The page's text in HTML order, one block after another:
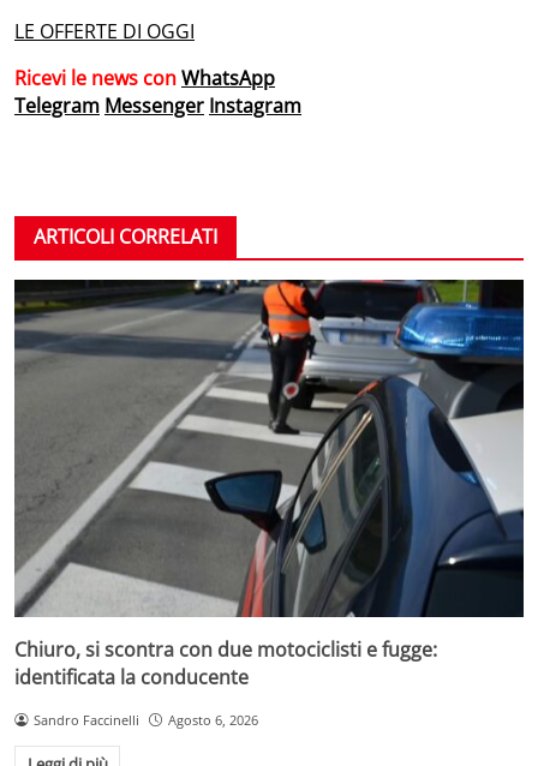
LE OFFERTE DI OGGI
Ricevi le news conWhatsApp
Telegram Messenger Instagram
ARTICOLI CORRELATI
Chiuro, si scontra con due motociclisti e fugge:
identificata la conducente
Sandro Faccinelli Agosto 6, 2026